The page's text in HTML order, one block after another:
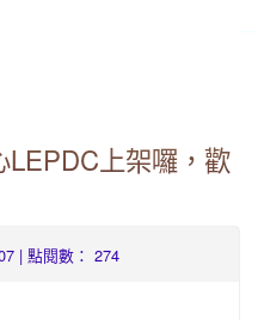
上架囉，歡
| 點閱數： 274